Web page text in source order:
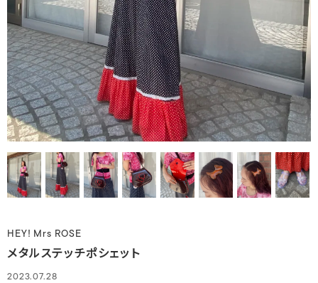
HEY! Mrs ROSE
メタルステッチポシェット
2023.07.28